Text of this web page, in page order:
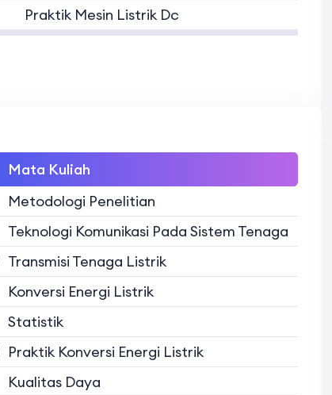
Praktik Mesin Listrik Dc
Mata Kuliah
Metodologi Penelitian
Teknologi Komunikasi Pada Sistem Tenaga
Transmisi Tenaga Listrik
Konversi Energi Listrik
Statistik
Praktik Konversi Energi Listrik
Kualitas Daya